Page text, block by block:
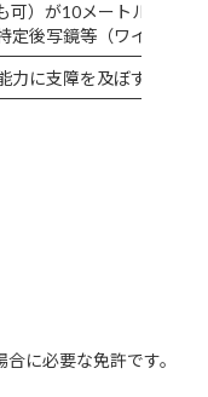
可）が10メートルの距
定後写鏡等（ワイドミラ
力に支障を及ぼすおそれ
に必要な免許です。